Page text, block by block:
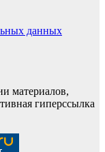
данных
материалов,
гиперссылка